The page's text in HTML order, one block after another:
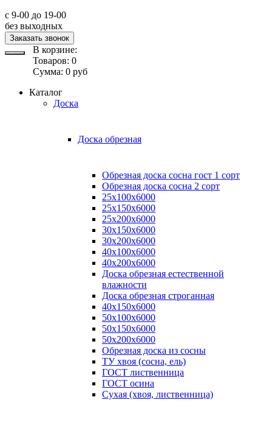
с 9-00 до 19-00
без выходных
Заказать звонок
В корзине:
Товаров: 0
Сумма: 0 руб
Каталог
Доска
Доска обрезная
Обрезная доска сосна гост 1 сорт
Обрезная доска сосна 2 сорт
25х100х6000
25х150х6000
25х200х6000
30х150х6000
30х200х6000
40х100х6000
40х200х6000
Доска обрезная естественной
влажности
Доска обрезная строганная
40х150х6000
50х100х6000
50х150х6000
50х200х6000
Обрезная доска из сосны
ТУ хвоя (сосна, ель)
ГОСТ лиственница
ГОСТ осина
Сухая (хвоя, лиственница)